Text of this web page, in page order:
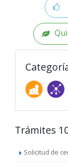
Trámites
Solicitud de